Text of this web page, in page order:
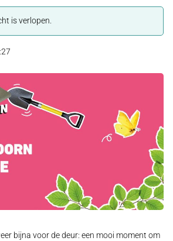
is verlopen.
bijna voor de deur: een mooi moment om